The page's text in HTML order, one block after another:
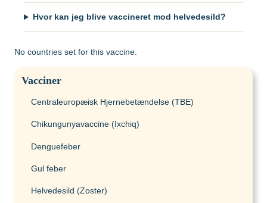
Vacciner
Centraleuropæisk Hjernebetændelse (TBE)
Chikungunyavaccine (Ixchiq)
Denguefeber
Gul feber
Helvedesild (Zoster)
Hvor kan jeg blive vaccineret mod helvedesild?
No countries set for this vaccine.